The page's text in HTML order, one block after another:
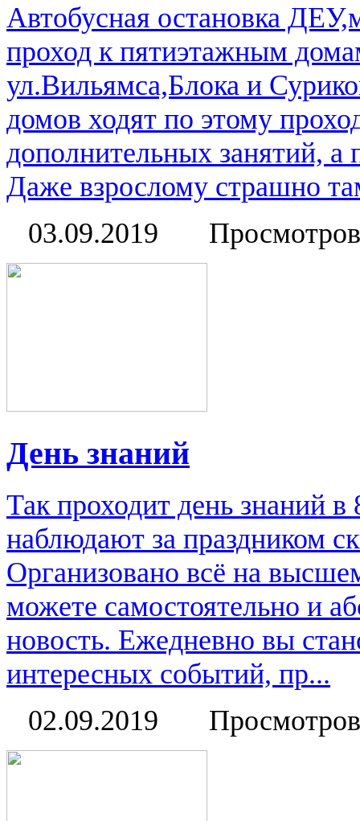
Автобусная остановка
проход к пятиэтажным
ул.Вильямса,Блока и
домов ходят по этому
дополнительных занятий,
Даже взрослому страшно
03.09.2019
День знаний
Так проходит день знаний
наблюдают за праздником
Организовано всё на
можете самостоятельно и
новость. Ежедневно вы
интересных событий, пр...
02.09.2019